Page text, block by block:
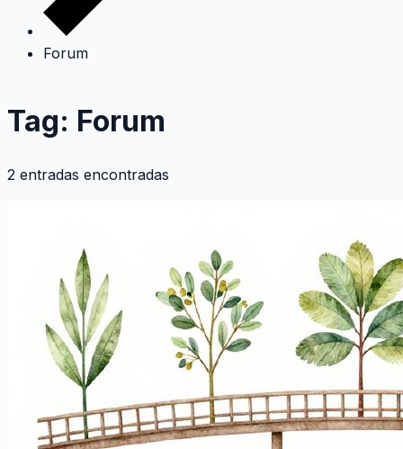
Forum
Tag: Forum
2 entradas encontradas